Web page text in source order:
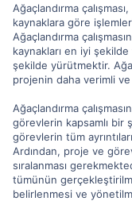
Ağaçlandırma
kaynaklara göre
Ağaçlandırma
kaynakları en iyi
şekilde yürütmektir.
projenin daha verimli
Ağaçlandırma
görevlerin kapsamlı bir
görevlerin tüm
Ardından, proje ve
sıralanması
tümünün
belirlenmesi ve